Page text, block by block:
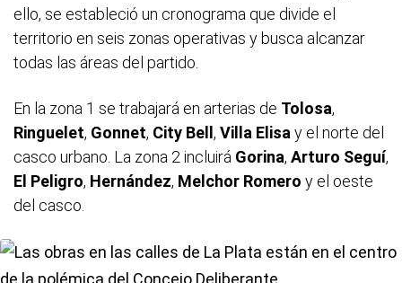
ello, se estableció un cronograma que divide el
territorio en seis zonas operativas y busca alcanzar
todas las áreas del partido.
En la zona 1 se trabajará en arterias de Tolosa,
Ringuelet, Gonnet, City Bell , Villa Elisa y el norte del
casco urbano. La zona 2 incluirá Gorina, Arturo Seguí,
El Peligro, Hernández, Melchor Romero y el oeste
del casco.